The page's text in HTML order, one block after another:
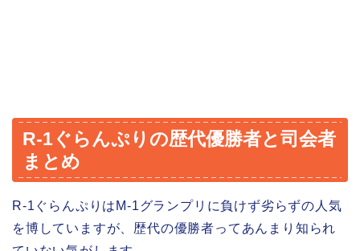
R-1ぐらんぷりの歴代優勝者と司会者
まとめ
R-1ぐらんぷりはM-1グランプリに負けず劣らずの人気
を博していますが、歴代の優勝者ってあんまり知られ